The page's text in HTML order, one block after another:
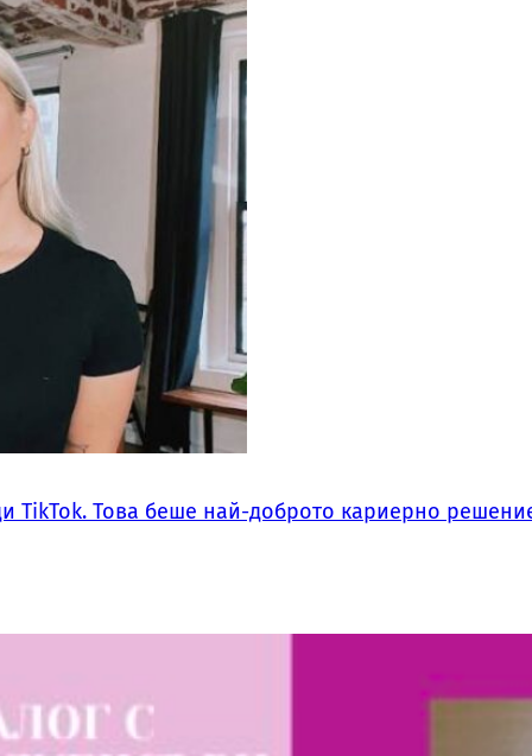
TikTok. Това беше най-доброто кариерно